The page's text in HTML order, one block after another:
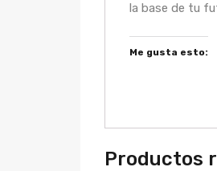
la base de tu
Me gusta esto:
Productos